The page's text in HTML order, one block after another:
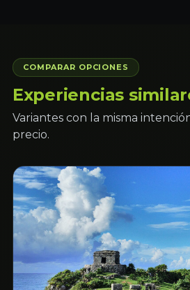
COMPARAR OPCIONES
Experiencias
Variantes con la misma
precio.